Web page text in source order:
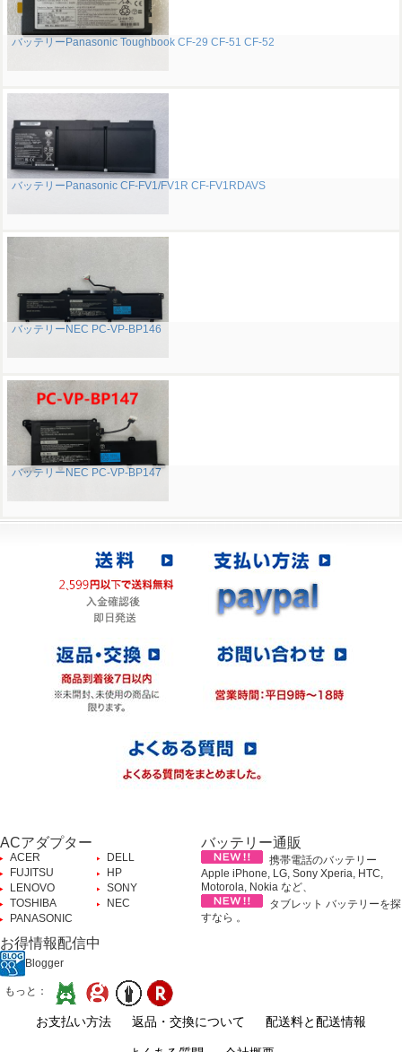
バッテリーPanasonic Toughbook CF-29 CF-51 CF-52
バッテリーPanasonic CF-FV1/FV1R CF-FV1RDAVS
バッテリーNEC PC-VP-BP146
バッテリーNEC PC-VP-BP147
ACアダプター
ACER
DELL
FUJITSU
HP
LENOVO
SONY
TOSHIBA
NEC
PANASONIC
バッテリー通販
携帯電話のバッテリー
Apple iPhone, LG, Sony Xperia, HTC,
Motorola, Nokia など、
タブレット バッテリーを探
すなら 。
お得情報配信中
Blogger
もっと：
お支払い方法 返品・交換について 配送料と配送情報